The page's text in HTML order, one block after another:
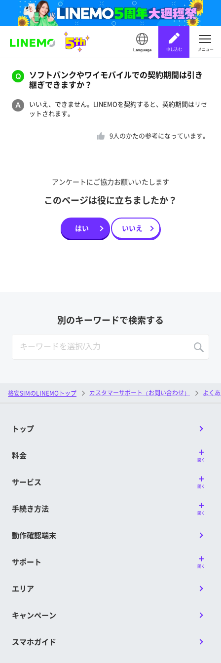
Language 申し込む メニュー
ソフトバンクやワイモバイルでの契約期間は引き
継ぎできますか？
いいえ、できません。LINEMOを契約すると、契約期間はリセ
ットされます。
9人のかたの参考になっています。
アンケートにご協力お願いいたします
このページは役に立ちましたか？
はい いいえ
別のキーワードで検索する
格安SIMのLINEMOトップ カスタマーサポート（お問い合わせ） よく
トップ
料金 開く
サービス 開く
手続き方法 開く
動作確認端末
サポート 開く
エリア
キャンペーン
スマホガイド